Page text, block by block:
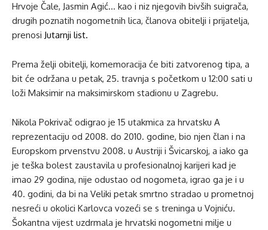
Hrvoje Čale, Jasmin Agić… kao i niz njegovih bivših suigrača,
drugih poznatih nogometnih lica, članova obitelji i prijatelja,
prenosi Jutarnji list.
Prema želji obitelji, komemoracija će biti zatvorenog tipa, a
bit će održana u petak, 25. travnja s početkom u 12:00 sati u
loži Maksimir na maksimirskom stadionu u Zagrebu.
Nikola Pokrivač odigrao je 15 utakmica za hrvatsku A
reprezentaciju od 2008. do 2010. godine, bio njen član i na
Europskom prvenstvu 2008. u Austriji i Švicarskoj, a iako ga
je teška bolest zaustavila u profesionalnoj karijeri kad je
imao 29 godina, nije odustao od nogometa, igrao ga je i u
40. godini, da bi na Veliki petak smrtno stradao u prometnoj
nesreći u okolici Karlovca vozeći se s treninga u Vojniću.
Šokantna vijest uzdrmala je hrvatski nogometni milje u